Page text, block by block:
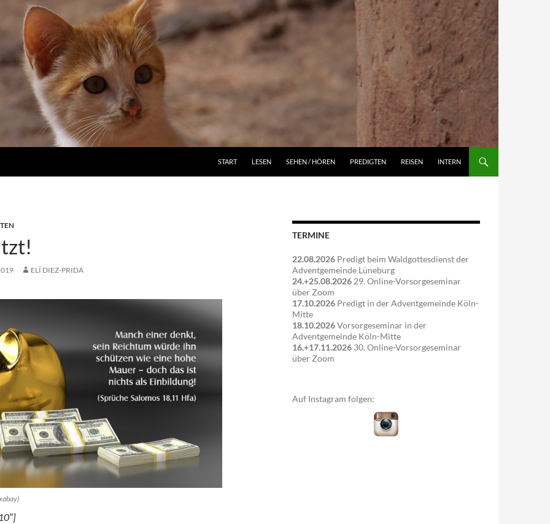
START
LESEN SEHEN / HÖREN PREDIGTEN REISEN INTERN
ELÍ DIEZ-PRIDA
TERMINE
22.08.2026 Predigt beim Waldgottesdienst der
Adventgemeinde Lüneburg
24.+25.08.2026 29. Online-Vorsorgeseminar
über Zoom
17.10.2026 Predigt in der Adventgemeinde Köln-
Mitte
18.10.2026Vorsorgeseminar in der
Adventgemeinde Köln-Mitte
16.+17.11.2026 30. Online-Vorsorgeseminar
über Zoom
Auf Instagram folgen: